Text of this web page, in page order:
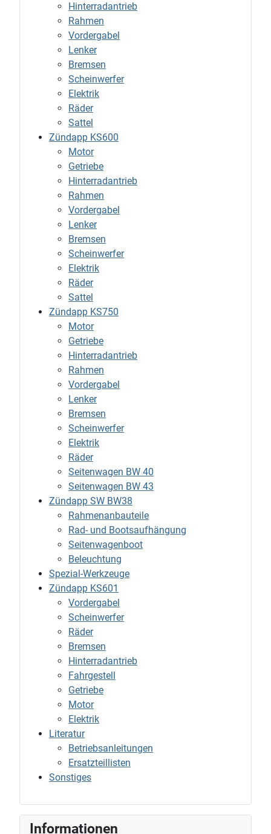
Hinterradantrieb
Rahmen
Vordergabel
Lenker
Bremsen
Scheinwerfer
Elektrik
Räder
Sattel
Zündapp KS600
Motor
Getriebe
Hinterradantrieb
Rahmen
Vordergabel
Lenker
Bremsen
Scheinwerfer
Elektrik
Räder
Sattel
Zündapp KS750
Motor
Getriebe
Hinterradantrieb
Rahmen
Vordergabel
Lenker
Bremsen
Scheinwerfer
Elektrik
Räder
Seitenwagen BW 40
Seitenwagen BW 43
Zündapp SW BW38
Rahmenanbauteile
Rad- und Bootsaufhängung
Seitenwagenboot
Beleuchtung
Spezial-Werkzeuge
Zündapp KS601
Vordergabel
Scheinwerfer
Räder
Bremsen
Hinterradantrieb
Fahrgestell
Getriebe
Motor
Elektrik
Literatur
Betriebsanleitungen
Ersatzteillisten
Sonstiges
Informationen